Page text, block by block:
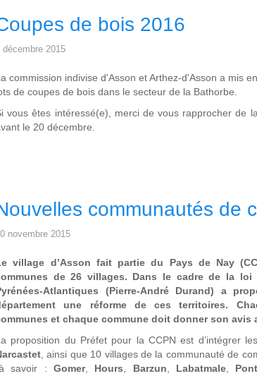
de bois 2016
décembre 2015
commission indivise d'Asson et Arthez-d'Asson a mis
de coupes de bois dans le secteur de la Bathorbe.
vous êtes intéressé(e), merci de vous rapprocher de
le 20 décembre.
communautés de
novembre 2015
village d’Asson fait partie du Pays de Nay
de 26 villages. Dans le cadre de la loi
Atlantiques (Pierre-André Durand) a
une réforme de ces territoires.
et chaque commune doit donner son avis
proposition du Préfet pour la CCPN est d’intégrer
, ainsi que 10 villages de la communauté de
savoir : Gomer, Hours Barzun Labatmale